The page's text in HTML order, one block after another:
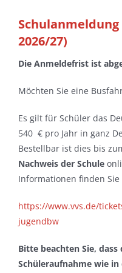
2026/27)
Die Anmeldefrist ist
Möchten Sie eine
Es gilt für Schüler das
540 € pro Jahr in ganz
Bestellbar ist dies bis
Nachweis der Schule
Informationen finden
https://www.vvs.de/
jugendbw
Bitte beachten Sie,
Schüleraufnahme wie in